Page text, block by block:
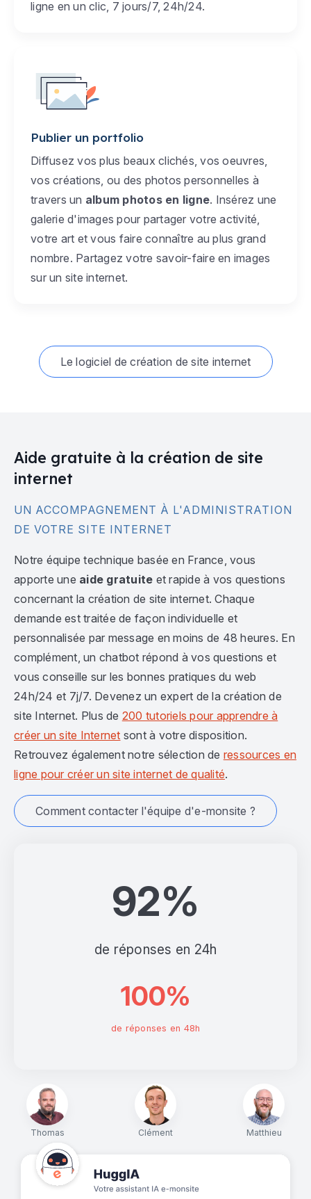
ligne en un clic, 7 jours/7, 24h/24.
Publier un portfolio
Diffusez vos plus beaux clichés, vos oeuvres,
vos créations, ou des photos personnelles à
travers un album photos en ligne. Insérez une
galerie d'images pour partager votre activité,
votre art et vous faire connaître au plus grand
nombre. Partagez votre savoir-faire en images
sur un site internet.
Le logiciel de création de site internet
Thomas Clément Matthieu
92%
de réponses en 24h
100%
de réponses en 48h
Aide gratuite à la création de site
internet
UN ACCOMPAGNEMENT À L'ADMINISTRATION
DE VOTRE SITE INTERNET
Notre équipe technique basée en France, vous
apporte une aide gratuite et rapide à vos questions
concernant la création de site internet. Chaque
demande est traitée de façon individuelle et
personnalisée par message en moins de 48 heures. En
complément, un chatbot répond à vos questions et
vous conseille sur les bonnes pratiques du web
24h/24 et 7j/7. Devenez un expert de la création de
site Internet. Plus de 200 tutoriels pour apprendre à
créer un site Internet sont à votre disposition.
Retrouvez également notre sélection de ressources en
ligne pour créer un site internet de qualité.
Comment contacter l'équipe d'e-monsite ?